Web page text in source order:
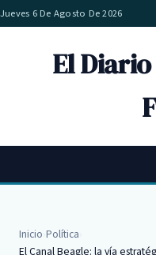
Jueves 6 De Agosto De 2026
El
Inicio Política
El Canal Beagle: la vía